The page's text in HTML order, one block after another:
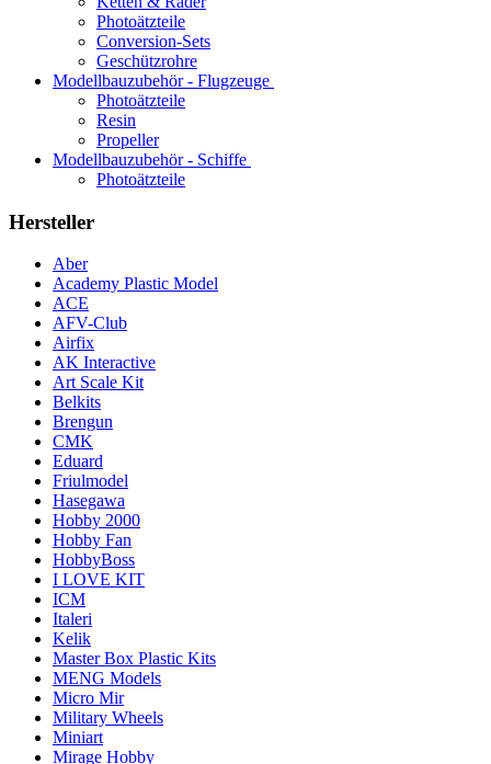
Photoätzteile
Conversion-Sets
Geschützrohre
Modellbauzubehör - Flugzeuge
Photoätzteile
Resin
Propeller
Modellbauzubehör - Schiffe
Photoätzteile
Hersteller
Aber
Academy Plastic Model
ACE
AFV-Club
Airfix
AK Interactive
Art Scale Kit
Belkits
Brengun
CMK
Eduard
Friulmodel
Hasegawa
Hobby 2000
Hobby Fan
HobbyBoss
I LOVE KIT
ICM
Italeri
Kelik
Master Box Plastic Kits
MENG Models
Micro Mir
Military Wheels
Miniart
Mirage Hobby